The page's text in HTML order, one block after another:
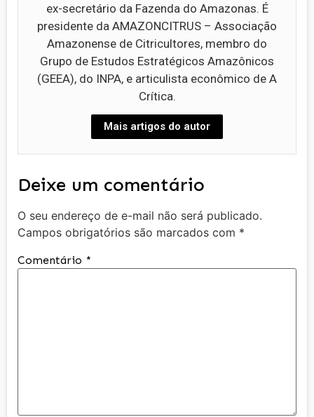
ex-secretário da Fazenda do Amazonas. É
presidente da AMAZONCITRUS – Associação
Amazonense de Citricultores, membro do
Grupo de Estudos Estratégicos Amazônicos
(GEEA), do INPA, e articulista econômico de A
Crítica.
Mais artigos do autor
Deixe um comentário
O seu endereço de e-mail não será publicado.
Campos obrigatórios são marcados com *
Comentário *